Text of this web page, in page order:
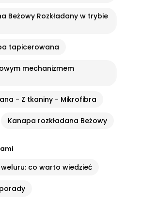
Beżowy Rozkładany w trybie
tapicerowana
mechanizmem
- Z tkaniny - Mikrofibra
Kanapa rozkładana Beżowy
co warto wiedzieć